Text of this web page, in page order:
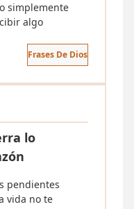
simplemente
algo
Frases De Dios
lo
pendientes
vida no te